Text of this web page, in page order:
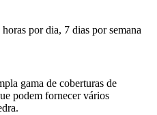
por dia, 7 dias por semana
gama de coberturas de
podem fornecer vários